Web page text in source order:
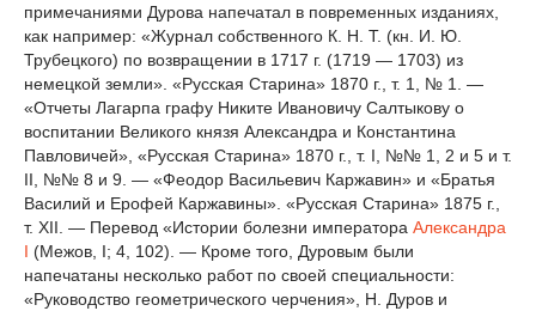
примечаниями Дурова напечатал в повременных изданиях,
как например: «Журнал собственного К. Н. Т. (кн. И. Ю.
Трубецкого) по возвращении в 1717 г. (1719 — 1703) из
немецкой земли». «Русская Старина» 1870 г., т. 1, № 1. —
«Отчеты Лагарпа графу Никите Ивановичу Салтыкову о
воспитании Великого князя Александра и Константина
Павловичей», «Русская Старина» 1870 г., т. I, №№ 1, 2 и 5 и т.
II, №№ 8 и 9. — «Феодор Васильевич Каржавин» и «Братья
Василий и Ерофей Каржавины». «Русская Старина» 1875 г.,
т. XII. — Перевод «Истории болезни императора Александра
I (Межов, I; 4, 102). — Кроме того, Дуровым были
напечатаны несколько работ по своей специальности:
«Руководство геометрического черчения», Н. Дуров и